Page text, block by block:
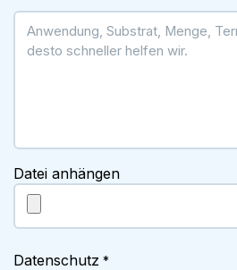
Datei anhängen
Datenschutz *